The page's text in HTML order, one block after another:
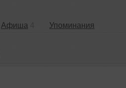
Афиша Упоминания